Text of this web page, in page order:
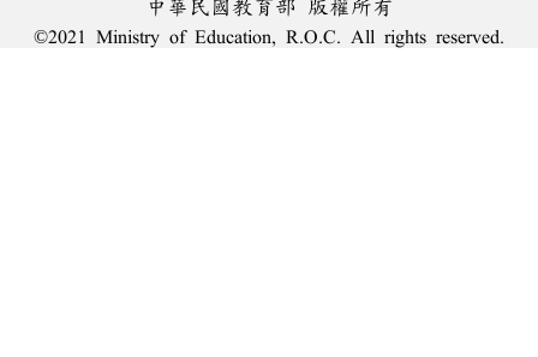
中華民國教育部 版權所有
©2021 Ministry of Education, R.O.C. All rights reserved.